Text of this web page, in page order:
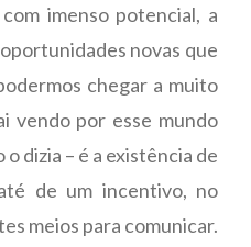
imenso potencial, a
novas que
chegar a muito
vendo por esse mundo
dizia – é a existência de
de um incentivo, no
meios para comunicar.